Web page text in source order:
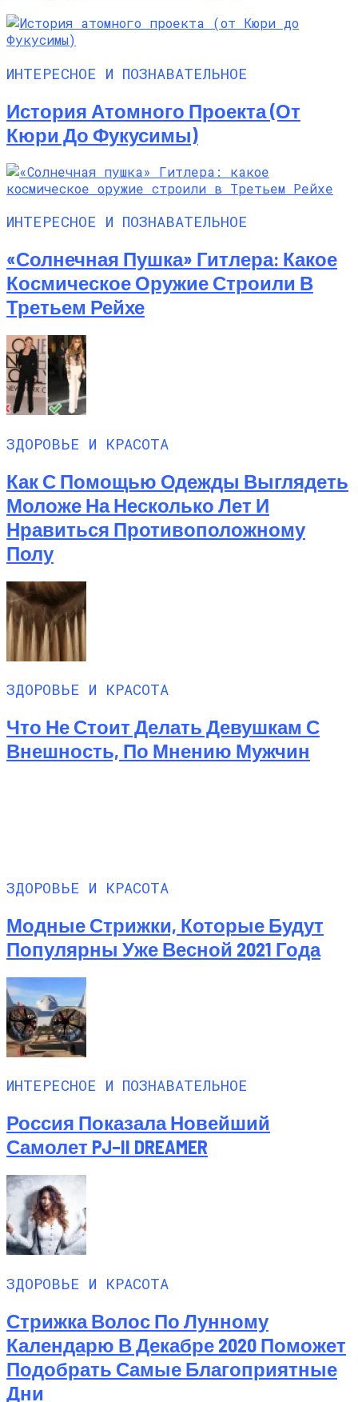
ИНТЕРЕСНОЕ И ПОЗНАВАТЕЛЬНОЕ
История Атомного Проекта (от
Кюри До Фукусимы)
ИНТЕРЕСНОЕ И ПОЗНАВАТЕЛЬНОЕ
«Солнечная Пушка» Гитлера: Какое
Космическое Оружие Строили В
Третьем Рейхе
ЗДОРОВЬЕ И КРАСОТА
Как С Помощью Одежды Выглядеть
Моложе На Несколько Лет И
Нравиться Противоположному
Полу
ЗДОРОВЬЕ И КРАСОТА
Что Не Стоит Делать Девушкам С
Внешность, По Мнению Мужчин
ЗДОРОВЬЕ И КРАСОТА
Модные Стрижки, Которые Будут
Популярны Уже Весной 2021 Года
ИНТЕРЕСНОЕ И ПОЗНАВАТЕЛЬНОЕ
Россия Показала Новейший
Самолет PJ–II DREAMER
ЗДОРОВЬЕ И КРАСОТА
Стрижка Волос По Лунному
Календарю В Декабре 2020 Поможет
Подобрать Самые Благоприятные
Дни